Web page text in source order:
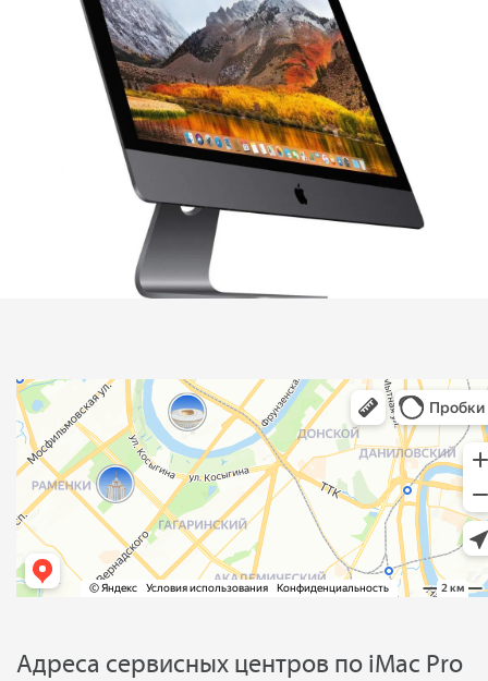
Адреса сервисных центров по iMac Pro